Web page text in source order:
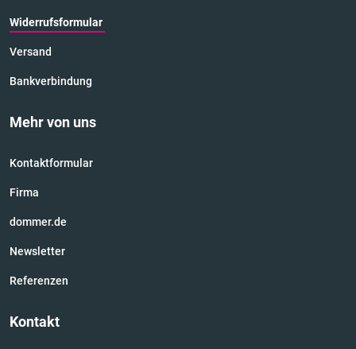
Widerrufsformular
Versand
Bankverbindung
Mehr von uns
Kontaktformular
Firma
dommer.de
Newsletter
Referenzen
Kontakt